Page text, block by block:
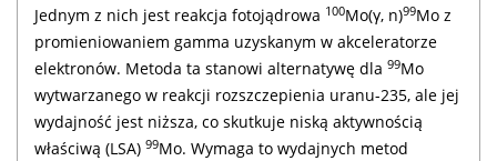
Jednym z nich jest reakcja fotojądrowa 100Mo(γ, n)99Mo z
promieniowaniem gamma uzyskanym w akceleratorze
elektronów. Metoda ta stanowi alternatywę dla 99Mo
wytwarzanego w reakcji rozszczepienia uranu-235, ale jej
wydajność jest niższa, co skutkuje niską aktywnością
właściwą (LSA) 99Mo. Wymaga to wydajnych metod